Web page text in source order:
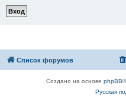
Список форумов
Создано на основе phpBB
Русская